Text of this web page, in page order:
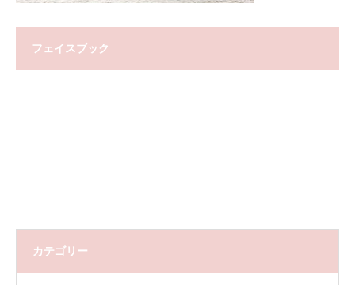
フェイスブック
カテゴリー